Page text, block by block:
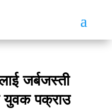
जर्बजस्ती
युवक पक्राउ